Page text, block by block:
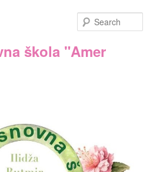
škola "Amer